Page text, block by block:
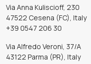
Via Anna Kuliscioff, 230
47522 Cesena (FC), Italy
+39 0547 206 30
Via Alfredo Veroni, 37/A
43122 Parma (PR), Italy